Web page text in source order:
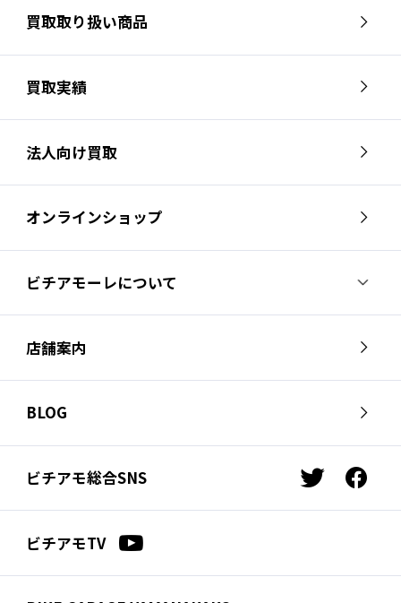
買取取り扱い商品
買取実績
法人向け買取
オンラインショップ
ビチアモーレについて
ビチアモーレについて
スタッフ紹介
会社概要
店舗案内
芦屋店
南麻布店
サイクルジャージ店
広島店
BLOG
お知らせ
スタッフブログ
ビチアモコラム
ビチアモ総合SNS
t
w
t
f
a
b
ビチアモTV